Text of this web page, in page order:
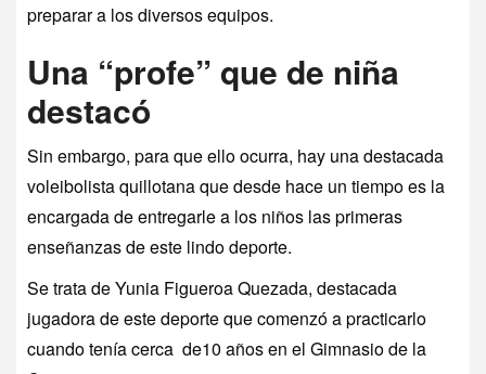
preparar a los diversos equipos.
Una “profe” que de niña
destacó
Sin embargo, para que ello ocurra, hay una destacada
voleibolista quillotana que desde hace un tiempo es la
encargada de entregarle a los niños las primeras
enseñanzas de este lindo deporte.
Se trata de Yunia Figueroa Quezada, destacada
jugadora de este deporte que comenzó a practicarlo
cuando tenía cerca de10 años en el Gimnasio de la